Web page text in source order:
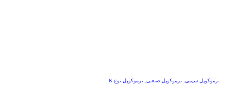
ترموکوپل سیمی ترموکوپل صنعتی ترموکوپل نوع K